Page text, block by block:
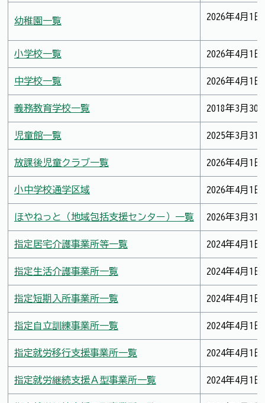
幼稚園一覧 2026年4月1日
小学校一覧 2026年4月1日
中学校一覧 2026年4月1日
義務教育学校一覧 2018年3月30
児童館一覧 2025年3月31
放課後児童クラブ一覧 2026年4月1日
小中学校通学区域 2026年4月1日
ほやねっと（地域包括支援センター）一覧 2026年3月31
指定居宅介護事業所等一覧 2024年4月1日
指定生活介護事業所一覧 2024年4月1日
指定短期入所事業所一覧 2024年4月1日
指定自立訓練事業所一覧 2024年4月1日
指定就労移行支援事業所一覧 2024年4月1日
指定就労継続支援Ａ型事業所一覧 2024年4月1日